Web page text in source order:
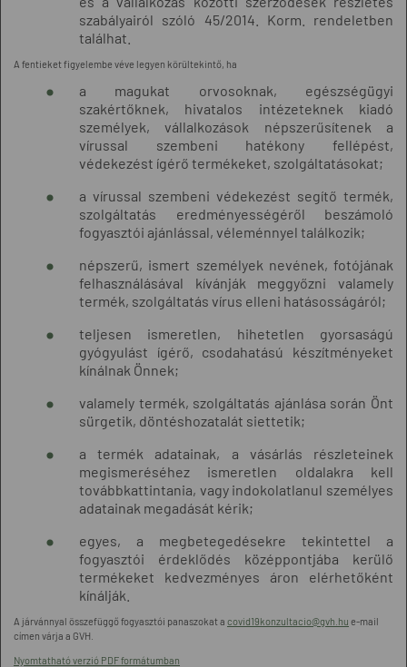
szabályairól szóló 45/2014. Korm. rendeletben
találhat.
A fentieket figyelembe véve legyen körültekintő, ha
a magukat orvosoknak, egészségügyi
szakértőknek, hivatalos intézeteknek kiadó
személyek, vállalkozások népszerűsítenek a
vírussal szembeni hatékony fellépést,
védekezést ígérő termékeket, szolgáltatásokat;
a vírussal szembeni védekezést segítő termék,
szolgáltatás eredményességéről beszámoló
fogyasztói ajánlással, véleménnyel találkozik;
népszerű, ismert személyek nevének, fotójának
felhasználásával kívánják meggyőzni valamely
termék, szolgáltatás vírus elleni hatásosságáról;
teljesen ismeretlen, hihetetlen gyorsaságú
gyógyulást ígérő, csodahatású készítményeket
kínálnak Önnek;
valamely termék, szolgáltatás ajánlása során Önt
sürgetik, döntéshozatalát siettetik;
a termék adatainak, a vásárlás részleteinek
megismeréséhez ismeretlen oldalakra kell
továbbkattintania, vagy indokolatlanul személyes
adatainak megadását kérik;
egyes, a megbetegedésekre tekintettel a
fogyasztói érdeklődés középpontjába kerülő
termékeket kedvezményes áron elérhetőként
kínálják.
A járvánnyal összefüggő fogyasztói panaszokat a covid19konzultacio@gvh.hu e-mail
címen várja a GVH.
Nyomtatható verzió PDF formátumban